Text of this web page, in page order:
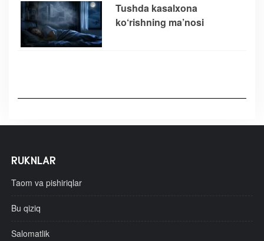
Tushda kasalxona
ko‘rishning ma’nosi
RUKNLAR
Taom va pishiriqlar
Bu qiziq
Salomatlik